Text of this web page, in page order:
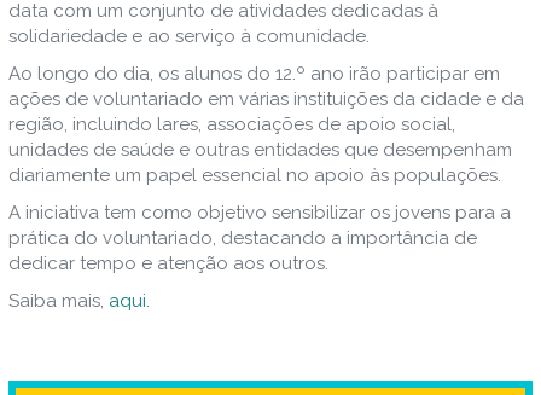
data com um conjunto de atividades dedicadas à
solidariedade e ao serviço à comunidade.
Ao longo do dia, os alunos do 12.º ano irão participar em
ações de voluntariado em várias instituições da cidade e da
região, incluindo lares, associações de apoio social,
unidades de saúde e outras entidades que desempenham
diariamente um papel essencial no apoio às populações.
A iniciativa tem como objetivo sensibilizar os jovens para a
prática do voluntariado, destacando a importância de
dedicar tempo e atenção aos outros.
Saiba mais, aqui.